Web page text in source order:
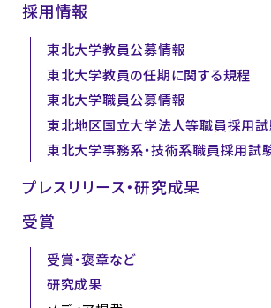
採用情報
東北大学教員公募情報
東北大学教員の任期に関する規程
東北大学職員公募情報
東北地区国立大学法人等職員採用
東北大学事務系・技術系職員採用試
プレスリリース・研究成果
受賞
受賞・褒章など
研究成果